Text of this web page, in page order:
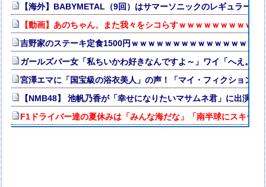
【海外】BABYMETAL（9回）はサマーソニックのレギュラー出
【動画】あのちゃん、また我々をシコらすｗｗｗｗｗｗｗｗｗ
吉野家のステーキ定食1500円ｗｗｗｗｗｗｗｗｗｗｗｗｗｗｗｗ
ガールズバー女「私ちいかわ好きなんですよ～」ワイ「へえ。
宮澤エマに「国宝級の浴衣美人」の声！「マイ・フィクション」
【NMB48】 池帆乃香が「幸せになりたいマサムネ君」に出演
F1ドライバー達の夏休みは「みんな海だな」「南半球にスキー